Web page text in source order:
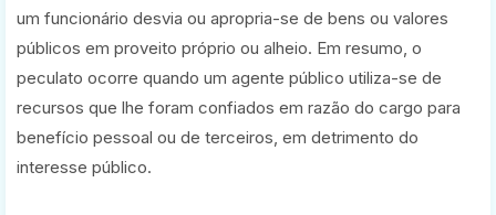
um funcionário desvia ou apropria-se de bens ou valores
públicos em proveito próprio ou alheio. Em resumo, o
peculato ocorre quando um agente público utiliza-se de
recursos que lhe foram confiados em razão do cargo para
benefício pessoal ou de terceiros, em detrimento do
interesse público.